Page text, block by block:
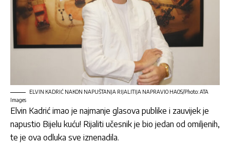
ELVIN KADRIĆ NAKON NAPUŠTANJA RIJALITIJA NAPRAVIO HAOS/Photo: ATA
Images
Elvin Kadrić imao je najmanje glasova publike i zauvijek je
napustio Bijelu kuću! Rijaliti učesnik je bio jedan od omiljenih,
te je ova odluka sve iznenadila.